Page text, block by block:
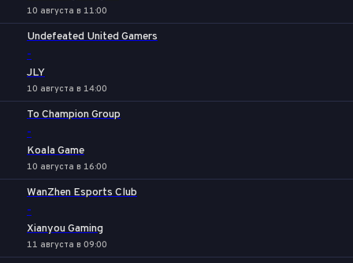
10 августа в 11:00
Undefeated United Gamers
-
JLY
10 августа в 14:00
To Champion Group
-
Koala Game
10 августа в 16:00
WanZhen Esports Club
-
Xianyou Gaming
11 августа в 09:00